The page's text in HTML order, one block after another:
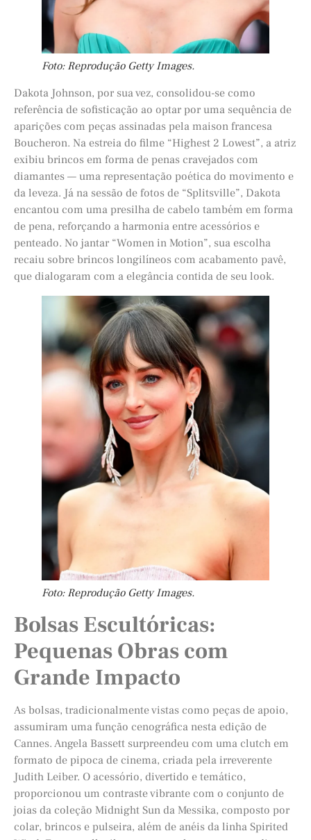
Foto: Reprodução Getty Images.
Dakota Johnson, por sua vez, consolidou-se como
referência de sofisticação ao optar por uma sequência de
aparições com peças assinadas pela maison francesa
Boucheron. Na estreia do filme “Highest 2 Lowest”, a atriz
exibiu brincos em forma de penas cravejados com
diamantes — uma representação poética do movimento e
da leveza. Já na sessão de fotos de “Splitsville”, Dakota
encantou com uma presilha de cabelo também em forma
de pena, reforçando a harmonia entre acessórios e
penteado. No jantar “Women in Motion”, sua escolha
recaiu sobre brincos longilíneos com acabamento pavê,
que dialogaram com a elegância contida de seu look.
Foto: Reprodução Getty Images.
Bolsas Escultóricas:
Pequenas Obras com
Grande Impacto
As bolsas, tradicionalmente vistas como peças de apoio,
assumiram uma função cenográfica nesta edição de
Cannes. Angela Bassett surpreendeu com uma clutch em
formato de pipoca de cinema, criada pela irreverente
Judith Leiber. O acessório, divertido e temático,
proporcionou um contraste vibrante com o conjunto de
joias da coleção Midnight Sun da Messika, composto por
colar, brincos e pulseira, além de anéis da linha Spirited